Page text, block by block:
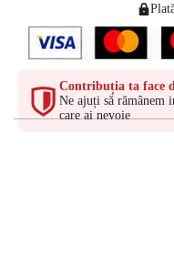
Contribuția ta face
Ne ajuți să rămânem
care ai nevoie